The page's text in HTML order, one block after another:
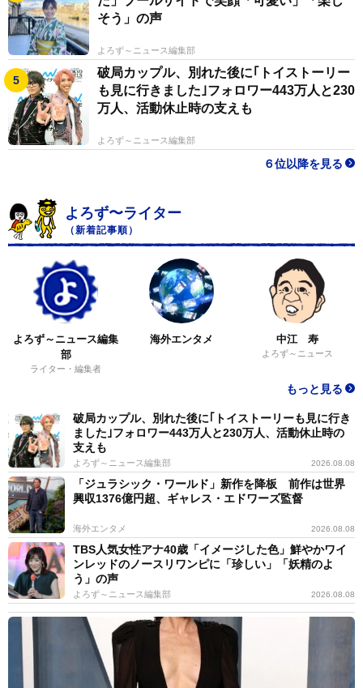
そう」の声
よろず～ニュース編集部
破局カップル、別れた後に｢トイストーリー
も見に行きました｣フォロワー443万人と230
万人、活動休止時の支えも
よろず～ニュース編集部
６位以降を見る
よろず〜ライター
（新着記事順）
よろず～ニュース編集
部
ライター・編集者
海外エンタメ 中江 寿
よろず～ニュース
もっと見る
破局カップル、別れた後に｢トイストーリーも見に行き
ました｣フォロワー443万人と230万人、活動休止時の
支えも
よろず～ニュース編集部 2026.08.08
「ジュラシック・ワールド」新作を降板 前作は世界
興収1376億円超、ギャレス・エドワーズ監督
海外エンタメ 2026.08.08
TBS人気女性アナ40歳「イメージした色」鮮やかワイ
ンレッドのノースリワンピに「珍しい」「妖精のよ
う」の声
よろず～ニュース編集部 2026.08.08